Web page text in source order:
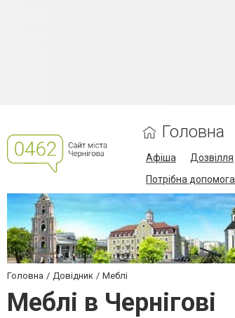
Головна
Афіша Дозвілля
Потрібна допомога
Головна Довідник Меблі
Меблі в Чернігові